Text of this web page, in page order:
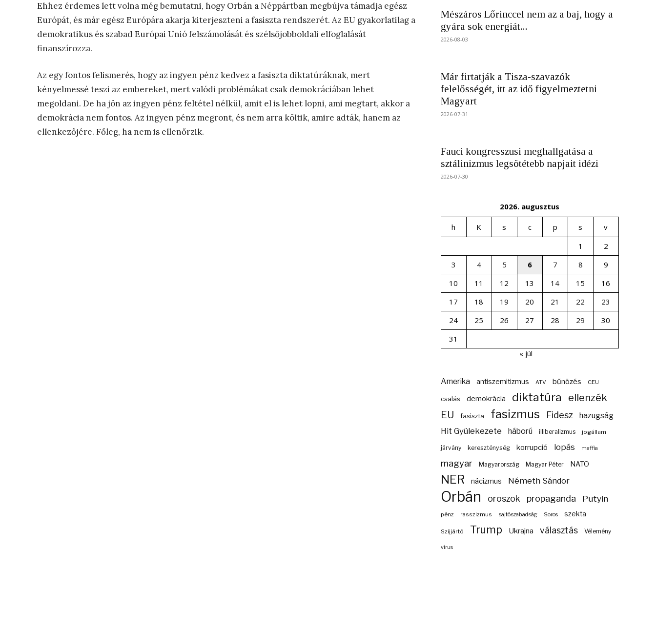
Ehhez érdemes lett volna még bemutatni, hogy Orbán a Néppártban megbújva támadja egész
Európát, és már egész Európára akarja kiterjeszteni a fasiszta rendszerét. Az EU gyakorlatilag a
demokratikus és szabad Európai Unió felszámolását és szélsőjobboldali elfoglalását
finanszírozza.
Az egy fontos felismerés, hogy az ingyen pénz kedvez a fasiszta diktatúráknak, mert
kényelmessé teszi az embereket, mert valódi problémákat csak demokráciában lehet
megoldani. De ha jön az ingyen pénz feltétel nélkül, amit el is lehet lopni, ami megtart, akkor a
demokrácia nem fontos. Az ingyen pénz megront, és nem arra költik, amire adták, hanem az
ellenkezőjére. Főleg, ha nem is ellenőrzik.
Mészáros Lőrinccel nem az a baj, hogy a
gyára sok energiát...
2026-08-03
Már firtatják a Tisza-szavazók
felelősségét, itt az idő figyelmeztetni
Magyart
2026-07-31
Fauci kongresszusi meghallgatása a
sztálinizmus legsötétebb napjait idézi
2026-07-30
2026. augusztus
h K s c p s
v
1
2
3
4 5 6 7 8
9
10
11 12 13 14 15
16
17
18 19 20 21 22
23
24
25 26 27 28 29
30
31
« júl
Amerika antiszemitizmus ATV bűnözés CEU
csalás demokrácia diktatúra ellenzék
EU fasiszta fasizmus Fidesz hazugság
Hit Gyülekezete háború illiberalizmus jogállam
járvány kereszténység korrupció lopás maffia
magyar Magyarország Magyar Péter NATO
NER nácizmus Németh Sándor
Orbán oroszok propaganda Putyin
pénz rasszizmus sajtószabadság Soros szekta
Szijjártó Trump Ukrajna választás Vélemény
vírus